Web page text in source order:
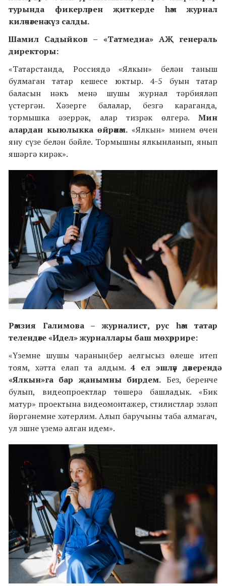
турында фикерләрен җиткерде һәм журнал
киләчәгенә күз салды.
Шамил Садыйков – «Татмедиа» АҖ генераль
директоры:
«Татарстанда, Россиядә «Ялкын» белән таныш
булмаган татар кешесе юктыр. 4-5 буын татар
баласын нәкъ менә шушы журнал тәрбияләп
үстергән. Хәзерге балалар, безгә караганда,
тормышка әзеррәк, алар тизрәк өлгерә. Мин
алардан кыюлыкка өйрәнәм. «Ялкын» минем өчен
яну сүзе белән бәйле. Тормышны ялкынланып, янып
яшәргә кирәк».
Рәмзия Галимова –журналист, рус һәм татар
телендәге«Идел» журналлары баш мөхәррире:
«Үземне шушы чараның бер аелгысыз өлеше итеп
тоям, хәтта елап та алдым.4 ел эшләү дәверендә
«Ялкын»га бар җанымны бирдем. Без, беренче
булып, видеопроектлар төшерә башладык. «Бик
матур» проектына видеомонтажер, стилистлар эзләп
йөргәнемне хәтерлим. Алып баручыны таба алмагач,
ул эшне үземә алган идем».